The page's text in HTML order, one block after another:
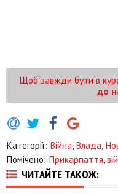
Щоб завжди бути в
до
Категорії: Війна Влада
Помічено: Прикарпаття
ЧИТАЙТЕ ТАКОЖ: